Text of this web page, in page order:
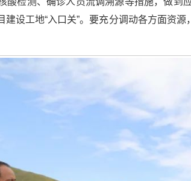
设工地“入口关”。要充分调动各方面资